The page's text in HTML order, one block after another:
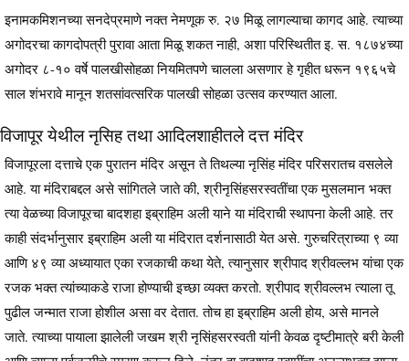
इनामकमिशनच्या सनदेप्रमाणे नक्त नेमणूक रु. २७ मिळू लागल्याचा कागद आहे. त्याच्या
अगोदरचा कागदोपत्री पुरावा आता मिळू शकत नाही, अशा परिस्थितीत इ. स. १८७४च्या
अगोदर ८-१० वर्षे पालखीसोहळा नियमितपणे चालला असणार हे गृहीत धरून १९६५चे
साल शंभरावे मानून शतसांवत्सरिक पालखी सोहळा उत्सव करण्यात आला.
विजापूर येथील नृसिह तथा आदिलशाहीतले दत्त मंदिर
विजापूरला दत्ताचे एक पुरातन मंदिर असून ते तिथल्या नृसिंह मंदिर परिसरातच वसलेले
आहे. या मंदिराबद्दल असे सांगितले जाते की, श्रीनृसिंहसरस्वतींचा एक मुसलमान भक्त
त्या वेळच्या विजापूरचा बादशहा इब्राहिम अली याने या मंदिराची स्थापना केली आहे. तर
काही संदर्भानुसार इब्राहिम अली या मंदिरात दर्शनासाठी येत असे. गुरुचरित्राच्या ९ व्या
आणि ४९ व्या अध्यायात एका रजकाची कथा येते, त्यानुसार श्रीपाद श्रीवल्लभ यांचा एक
रजक भक्त त्यांच्याकडे राजा होण्याची इच्छा व्यक्त करतो. श्रीपाद श्रीवल्लभ त्याला तू
पुढील जन्मात राजा होशील असा वर देतात. तोच हा इब्राहिम अली होय, असे मानले
जाते. त्याच्या पायाला झालेली जखम श्री नृसिंहसरस्वती यांनी केवळ दृष्टीमात्रे बरी केली